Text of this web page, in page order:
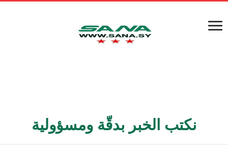
نكتب الخبر بدقّة ومسؤولية